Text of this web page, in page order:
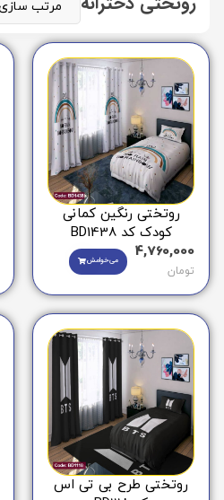
روتختی رنگین کمانی
کودک کد BD1438
4,760,000
تومان
می‌خوامش
روتختی طرح بی تی اس